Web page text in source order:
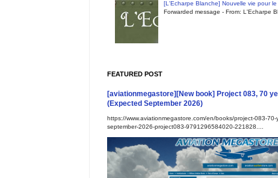
[L'Echarpe Blanche] Nouvelle vie pour
Forwarded message - From: L'Echarpe
FEATURED POST
[aviationmegastore][New book] Project 083, 70
(Expected September 2026)
https://www.aviationmegastore.com/en/books/project-083-
september-2026-project083-9791296584020-221828....